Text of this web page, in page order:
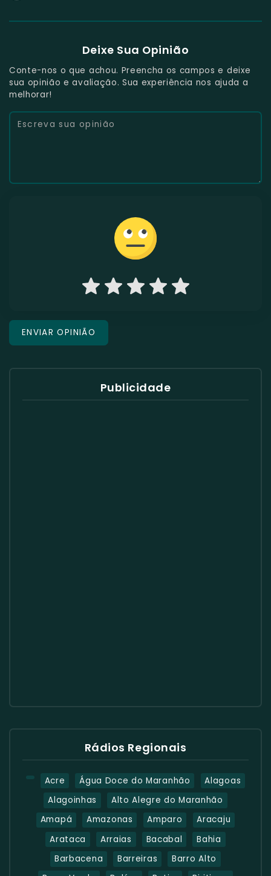
Deixe Sua Opinião
Conte-nos o que achou. Preencha os campos e deixe
sua opinião e avaliação. Sua experiência nos ajuda a
melhorar!
Publicidade
Rádios Regionais
Acre Água Doce do Maranhão
Alagoas
Alagoinhas
Alto Alegre do Maranhão
Amapá
Amazonas Amparo
Aracaju
Arataca
Arraias Bacabal
Bahia
Barbacena
Barreiras
Barro Alto